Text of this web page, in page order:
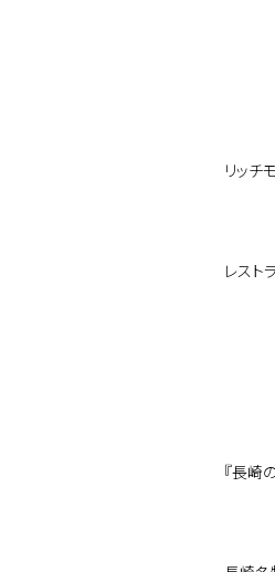
リッチ
レスト
『長崎